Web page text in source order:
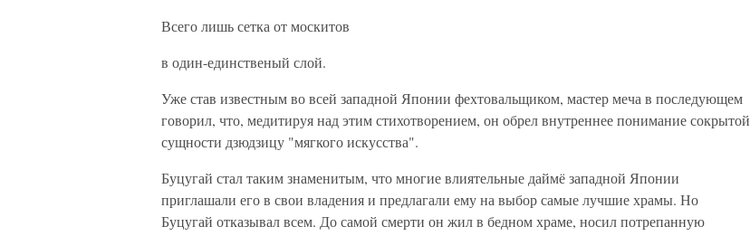
Всего лишь сетка от москитов
в один-единственый слой.
Уже став известным во всей западной Японии фехтовальщиком, мастер меча в последующем
говорил, что, медитируя над этим стихотворением, он обрел внутреннее понимание сокрытой
сущности дзюдзицу "мягкого искусства".
Буцугай стал таким знаменитым, что многие влиятельные даймё западной Японии
приглашали его в свои владения и предлагали ему на выбор самые лучшие храмы. Но
Буцугай отказывал всем. До самой смерти он жил в бедном храме, носил потрепанную